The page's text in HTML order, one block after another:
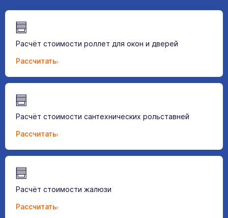
Расчёт стоимости роллет для окон и дверей
Рассчитать
Расчёт стоимости сантехнических рольставней
Рассчитать
Расчёт стоимости жалюзи
Рассчитать